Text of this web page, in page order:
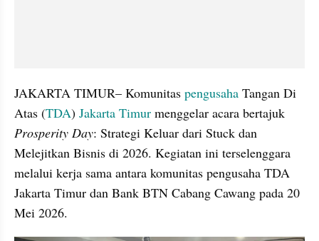
JAKARTA TIMUR– Komunitas pengusaha Tangan Di
Atas (TDA) Jakarta Timur
Prosperity Day: Strategi Keluar dari Stuck dan
Melejitkan Bisnis di 2026. Kegiatan ini terselenggara
melalui kerja sama antara komunitas pengusaha TDA
Jakarta Timur dan Bank BTN Cabang Cawang pada 20
Mei 2026.